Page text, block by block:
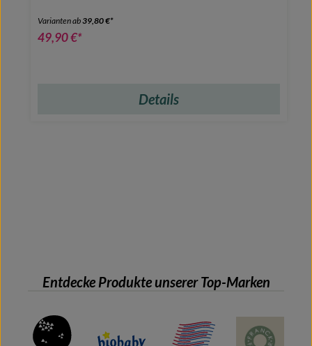
Varianten ab39,80 €*
49,90 €*
Details
Entdecke Produkte unserer Top-Marken